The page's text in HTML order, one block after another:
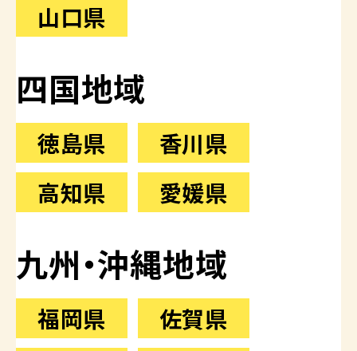
山口県
四国地域
徳島県
香川県
高知県
愛媛県
九州・沖縄地域
福岡県
佐賀県